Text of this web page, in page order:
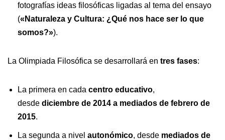
fotografías ideas filosóficas ligadas al tema del ensayo
(«Naturaleza y Cultura: ¿Qué nos hace ser lo que
somos?»).
La Olimpiada Filosófica se desarrollará en tres fases:
La primera en cada centro educativo,
desde diciembre de 2014 a mediados de febrero de
2015.
La segunda a nivel autonómico, desde mediados de